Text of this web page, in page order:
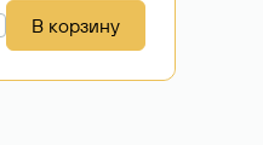
В корзину